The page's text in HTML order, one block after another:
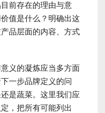
前存在的理由与意
值是什么？明确出这
品层面的内容、方式
的凝炼应当多方面
一步品牌定义的问
是蔬菜。这里我们应
，把所有可能列出